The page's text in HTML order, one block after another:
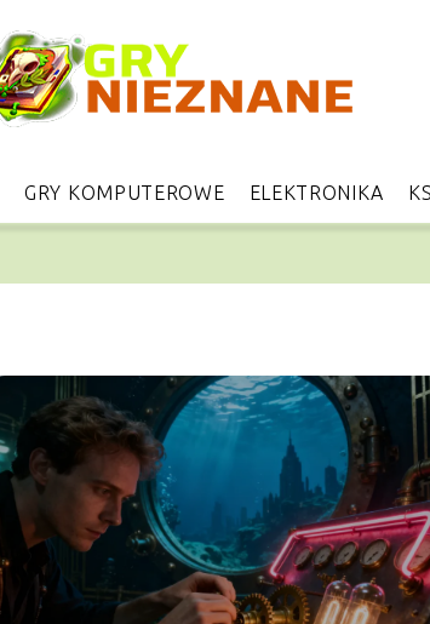
GRY KOMPUTEROWE ELEKTRONIKA